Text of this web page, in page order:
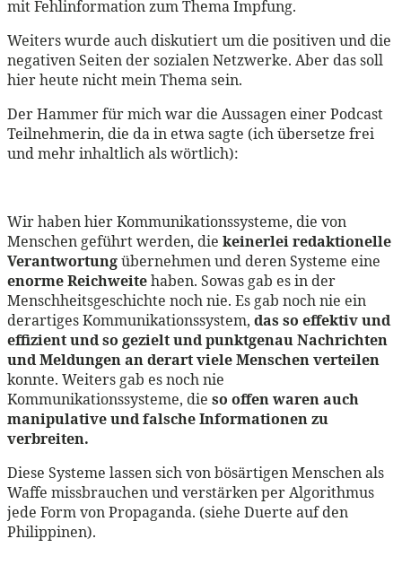
mit Fehlinformation zum Thema Impfung.
Weiters wurde auch diskutiert um die positiven und die
negativen Seiten der sozialen Netzwerke. Aber das soll
hier heute nicht mein Thema sein.
Der Hammer für mich war die Aussagen einer Podcast
Teilnehmerin, die da in etwa sagte (ich übersetze frei
und mehr inhaltlich als wörtlich):
Wir haben hier Kommunikationssysteme, die von
Menschen geführt werden, die keinerlei redaktionelle
Verantwortungübernehmen und deren Systeme eine
enorme Reichweitehaben. Sowas gab es in der
Menschheitsgeschichte noch nie. Es gab noch nie ein
derartiges Kommunikationssystem, das so effektiv und
effizient und so gezielt und punktgenau Nachrichten
und Meldungen an derart viele Menschen verteilen
konnte. Weiters gab es noch nie
Kommunikationssysteme, die so offen waren auch
manipulative und falsche Informationen zu
verbreiten.
Diese Systeme lassen sich von bösärtigen Menschen als
Waffe missbrauchen und verstärken per Algorithmus
jede Form von Propaganda. (siehe Duerte auf den
Philippinen).